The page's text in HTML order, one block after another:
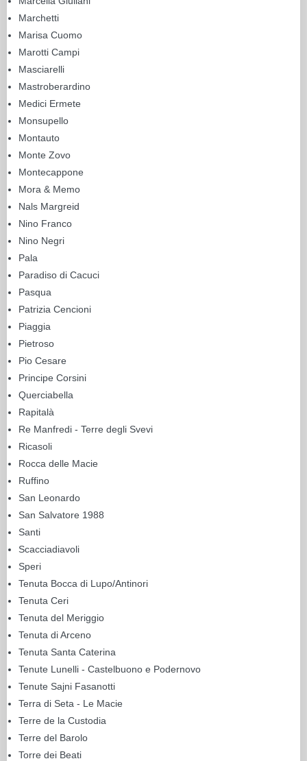
Marchetti
Marisa Cuomo
Marotti Campi
Masciarelli
Mastroberardino
Medici Ermete
Monsupello
Montauto
Monte Zovo
Montecappone
Mora & Memo
Nals Margreid
Nino Franco
Nino Negri
Pala
Paradiso di Cacuci
Pasqua
Patrizia Cencioni
Piaggia
Pietroso
Pio Cesare
Principe Corsini
Querciabella
Rapitalà
Re Manfredi - Terre degli Svevi
Ricasoli
Rocca delle Macie
Ruffino
San Leonardo
San Salvatore 1988
Santi
Scacciadiavoli
Speri
Tenuta Bocca di Lupo/Antinori
Tenuta Ceri
Tenuta del Meriggio
Tenuta di Arceno
Tenuta Santa Caterina
Tenute Lunelli - Castelbuono e Podernovo
Tenute Sajni Fasanotti
Terra di Seta - Le Macie
Terre de la Custodia
Terre del Barolo
Torre dei Beati